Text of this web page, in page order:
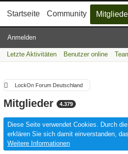
Startseite Community
Anmelden
Letzte Aktivitäten Benutzer online
LockOn Forum Deutschland
Mitglieder 4.379
Diese Seite verwendet Cookies. Durch
erklären Sie sich damit einverstanden,
Weitere Informationen